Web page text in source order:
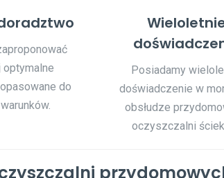
optymalne
do
Posiadamy
doświadczenie w
obsłudze
oczyszczalni